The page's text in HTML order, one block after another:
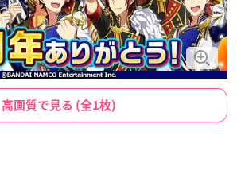
高画質で見る (全1枚)